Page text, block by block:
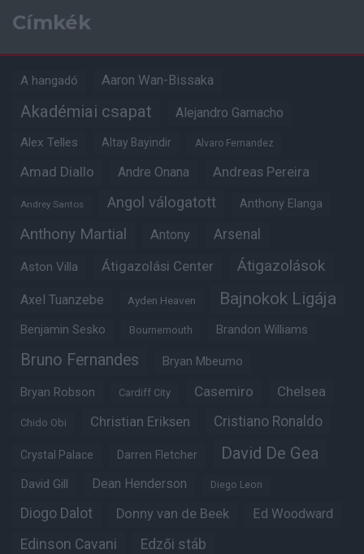
Címkék
A hangadó Aaron Wan-Bissaka
Akadémiai csapat Alejandro Garnacho
Alex Telles Altay Bayindir Alvaro Fernandez
Amad Diallo Andre Onana Andreas Pereira
Andrey Santos Angol válogatott Anthony Elanga
Anthony Martial Antony Arsenal
Aston Villa Átigazolási Center Átigazolások
Axel Tuanzebe Ayden Heaven Bajnokok Ligája
Benjamin Sesko Bournemouth Brandon Williams
Bruno Fernandes Bryan Mbeumo
Bryan Robson Cardiff City Casemiro Chelsea
Chido Obi Christian Eriksen Cristiano Ronaldo
Crystal Palace Darren Fletcher David De Gea
David Gill Dean Henderson Diego Leon
Diogo Dalot Donny van de Beek Ed Woodward
Edinson Cavani Edzői stáb